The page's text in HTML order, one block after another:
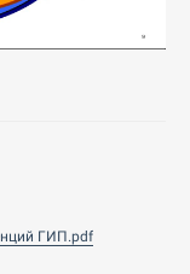
ГИП.pdf